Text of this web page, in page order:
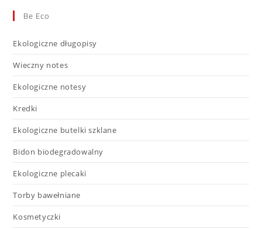
Be Eco
Ekologiczne długopisy
Wieczny notes
Ekologiczne notesy
Kredki
Ekologiczne butelki szklane
Bidon biodegradowalny
Ekologiczne plecaki
Torby bawełniane
Kosmetyczki